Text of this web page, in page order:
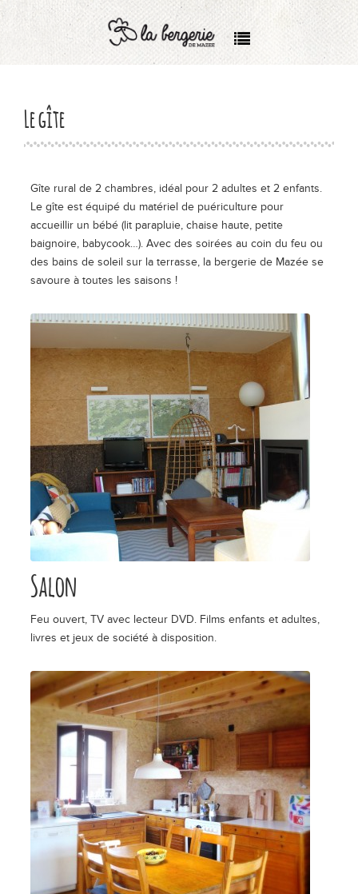
Accueil
Le gîte
Historique
La Région
Réserver
Contact
Le gîte
Gîte rural de 2 chambres, idéal pour 2 adultes et 2 enfants.
Le gîte est équipé du matériel de puériculture pour
accueillir un bébé (lit parapluie, chaise haute, petite
baignoire, babycook…). Avec des soirées au coin du feu ou
des bains de soleil sur la terrasse, la bergerie de Mazée se
savoure à toutes les saisons !
Salon
Feu ouvert, TV avec lecteur DVD. Films enfants et adultes,
livres et jeux de société à disposition.